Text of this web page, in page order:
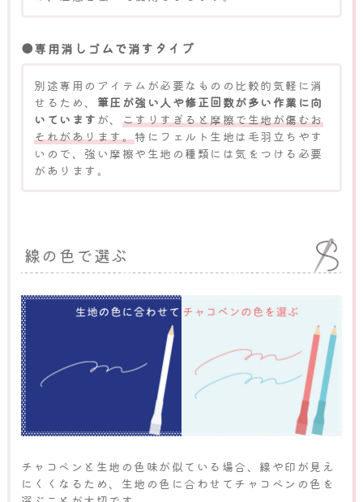
●専用消しゴムで消すタイプ
別途専用のアイテムが必要なものの比較的気軽に消
せるため、 筆圧が強い人や修正回数が多い作業に向
いています が、 こすりすぎると摩擦で生地が傷むお
それがあります。特にフェルト生地は毛羽立ちやす
いので、強い摩擦や生地の種類には気をつける必要
があります。
線の色で選ぶ
チャコペンと生地の色味が似ている場合、線や印が見え
にくくなるため、生地の色に合わせてチャコペンの色を